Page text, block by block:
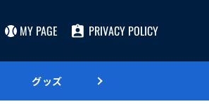
MY PAGE PRIVACY POLICY
グッズ